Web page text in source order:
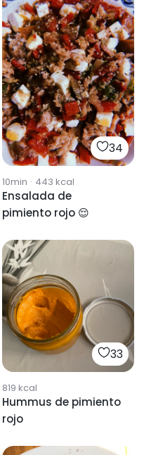
34
10min · 443 kcal
Ensalada de
pimiento rojo 😌
33
819 kcal
Hummus de pimiento
rojo